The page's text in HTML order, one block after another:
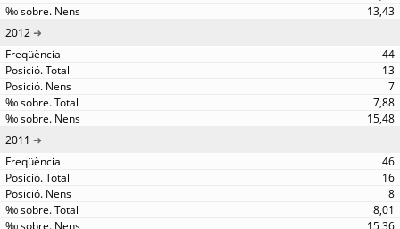
13,43
2012
44
13
7
7,88
15,48
2011
46
16
8
8,01
15,36